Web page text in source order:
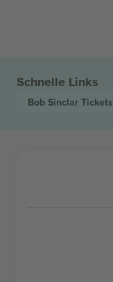
Schnelle Links
Bob Sinclar Tickets